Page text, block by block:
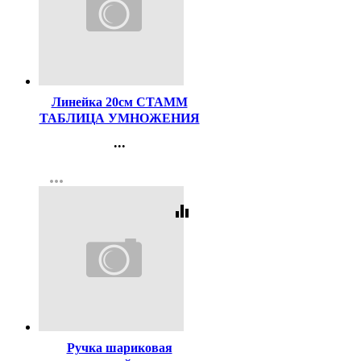
Линейка 20см СТАММ
ТАБЛИЦА УМНОЖЕНИЯ
...
Регистрация
more_horiz
equalizer
Ручка шариковая